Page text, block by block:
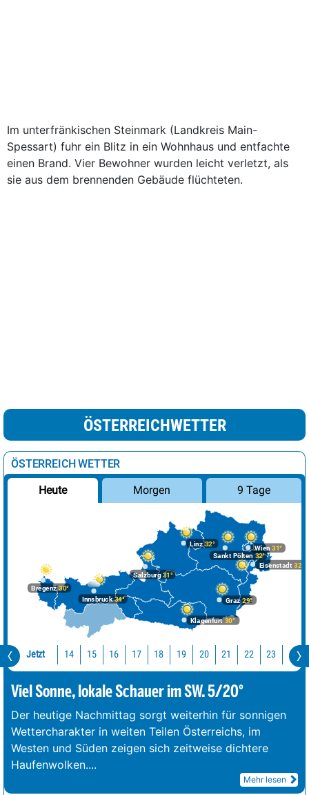
Im unterfränkischen Steinmark (Landkreis Main-
Spessart) fuhr ein Blitz in ein Wohnhaus und entfachte
einen Brand. Vier Bewohner wurden leicht verletzt, als
sie aus dem brennenden Gebäude flüchteten.
ÖSTERREICHWETTER
ÖSTERREICH WETTER
Heute Morgen 9 Tage
Bregenz30°
Graz29°
Innsbruck34°
Klagenfurt 30°
Linz32°
Salzburg31°
Wien 31°
Eisenstadt 32°
Sankt Pölten 32°
Jetzt 14 15 16 17 18 19 20 21 22 23 0
Viel Sonne, lokale Schauer im SW. 5/20°
Der heutige Nachmittag sorgt weiterhin für sonnigen
Wettercharakter in weiten Teilen Österreichs, im
Westen und Süden zeigen sich zeitweise dichtere
Haufenwolken....
Mehr lesen